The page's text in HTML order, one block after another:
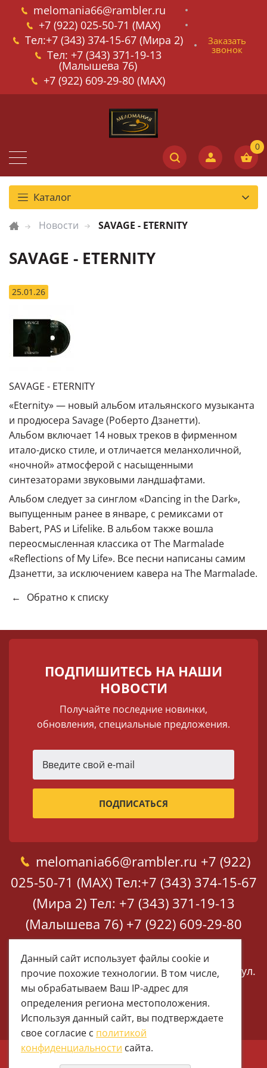
melomania66@rambler.ru
+7 (922) 025-50-71 (MAX)
Тел:+7 (343) 374-15-67 (Мира 2)
Тел: +7 (343) 371-19-13
(Малышева 76)
+7 (922) 609-29-80 (MAX)
Заказать
звонок
Каталог
Новости SAVAGE - ETERNITY
SAVAGE - ETERNITY
25.01.26
SAVAGE - ETERNITY
«Eternity» — новый альбом итальянского музыканта
и продюсера Savage (Роберто Дзанетти).
Альбом включает 14 новых треков в фирменном
итало-диско стиле, и отличается меланхоличной,
«ночной» атмосферой с насыщенными
синтезаторами звуковыми ландшафтами.
Альбом следует за синглом «Dancing in the Dark»,
выпущенным ранее в январе, с ремиксами от
Babert, PAS и Lifelike. В альбом также вошла
переосмысленная классика от The Marmalade
«Reflections of My Life». Все песни написаны самим
Дзанетти, за исключением кавера на The Marmalade.
←
Обратно к списку
ПОДПИШИТЕСЬ НА НАШИ
НОВОСТИ
Получайте последние новинки,
обновления, специальные предложения.
melomania66@rambler.ru +7 (922)
025-50-71 (MAX) Тел:+7 (343) 374-15-67
(Мира 2) Тел: +7 (343) 371-19-13
(Малышева 76) +7 (922) 609-29-80
(MAX)
Екатеринбург, ул. Мира 2
Екатеринбург, ул.
Малышева 76
© 1997 - 2026 Меломания
Данный сайт использует файлы cookie и
прочие похожие технологии. В том числе,
мы обрабатываем Ваш IP-адрес для
определения региона местоположения.
Используя данный сайт, вы подтверждаете
свое согласие с политикой
конфиденциальности сайта.